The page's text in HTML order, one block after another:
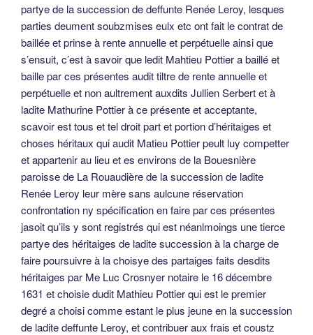
partye de la succession de deffunte Renée Leroy, lesques
parties deument soubzmises eulx etc ont fait le contrat de
baillée et prinse à rente annuelle et perpétuelle ainsi que
s’ensuit, c’est à savoir que ledit Mahtieu Pottier a baillé et
baille par ces présentes audit tiltre de rente annuelle et
perpétuelle et non aultrement auxdits Jullien Serbert et à
ladite Mathurine Pottier à ce présente et acceptante,
scavoir est tous et tel droit part et portion d’héritaiges et
choses héritaux qui audit Matieu Pottier peult luy competter
et appartenir au lieu et es environs de la Bouesnière
paroisse de La Rouaudière de la succession de ladite
Renée Leroy leur mère sans aulcune réservation
confrontation ny spécification en faire par ces présentes
jasoit qu’ils y sont registrés qui est néanlmoings une tierce
partye des héritaiges de ladite succession à la charge de
faire poursuivre à la choisye des partaiges faits desdits
héritaiges par Me Luc Crosnyer notaire le 16 décembre
1631 et choisie dudit Mathieu Pottier qui est le premier
degré a choisi comme estant le plus jeune en la succession
de ladite deffunte Leroy, et contribuer aux frais et coustz